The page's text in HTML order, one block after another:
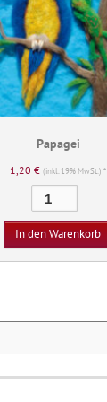
Papagei
1,20€ (inkl. 19% MwSt.) *
Menge
In den Warenkorb